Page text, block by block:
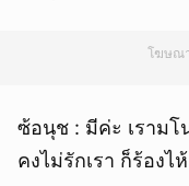
โฆษณ
ซ้อนุช : มีค่ะ เรามโ
คงไม่รักเรา ก็ร้องไห้